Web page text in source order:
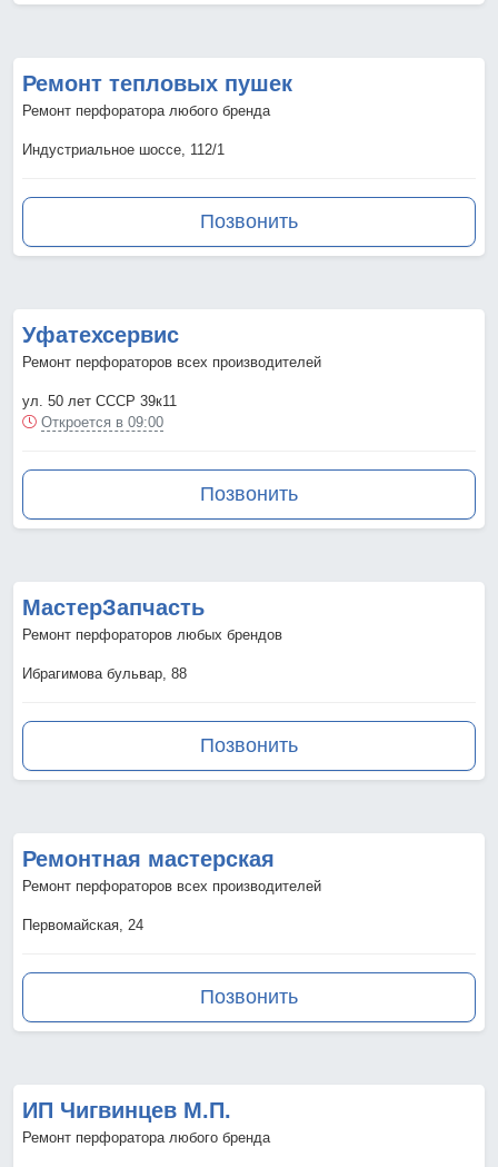
Ремонт тепловых пушек
Ремонт перфоратора любого бренда
Индустриальное шоссе, 112/1
Позвонить
Уфатехсервис
Ремонт перфораторов всех производителей
ул. 50 лет СССР 39к11
Откроется в 09:00
Позвонить
МастерЗапчасть
Ремонт перфораторов любых брендов
Ибрагимова бульвар, 88
Позвонить
Ремонтная мастерская
Ремонт перфораторов всех производителей
Первомайская, 24
Позвонить
ИП Чигвинцев М.П.
Ремонт перфоратора любого бренда